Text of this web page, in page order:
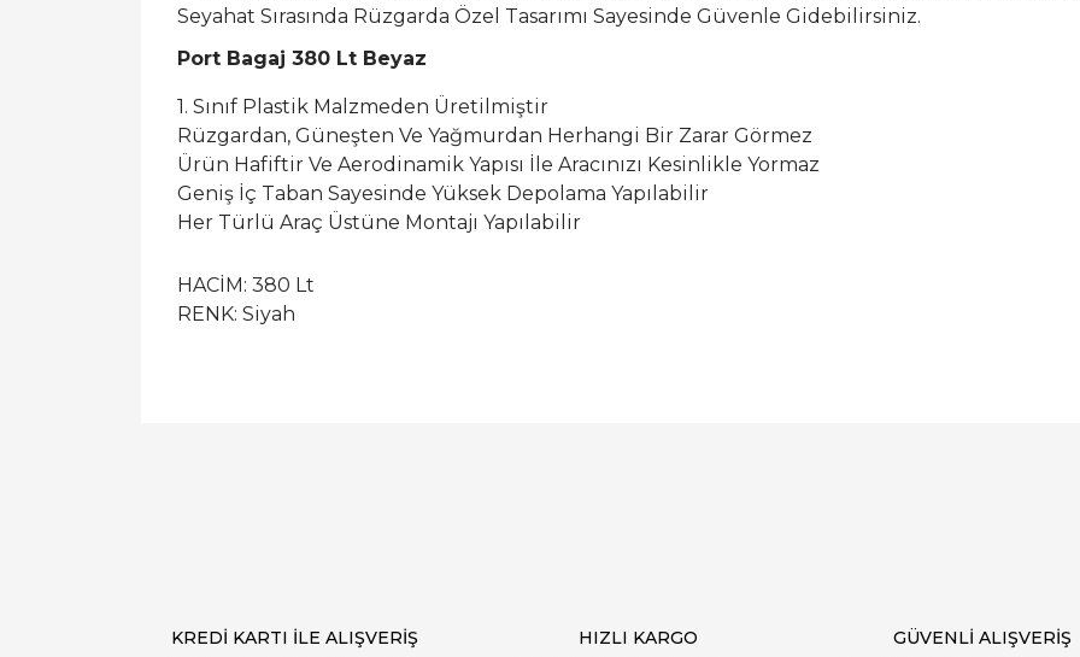
Seyahat Sırasında Rüzgarda Özel Tasarımı Sayesinde Güvenle Gidebilirsiniz.
Port Bagaj 380 Lt Beyaz
1. Sınıf Plastik Malzmeden Üretilmiştir
Rüzgardan, Güneşten Ve Yağmurdan Herhangi Bir Zarar Görmez
Ürün Hafiftir Ve Aerodinamik Yapısı İle Aracınızı Kesinlikle Yormaz
Geniş İç Taban Sayesinde Yüksek Depolama Yapılabilir
Her Türlü Araç Üstüne Montajı Yapılabilir
HACİM: 380 Lt
RENK: Siyah
KREDİ KARTI İLE ALIŞVERİŞ HIZLI KARGO GÜVENLİ ALIŞVERİŞ